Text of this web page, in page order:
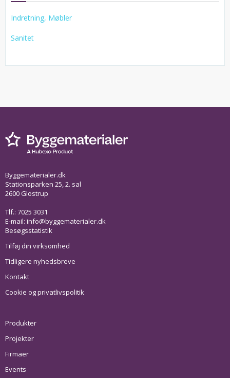
Indretning, Møbler
Sanitet
Byggematerialer.dk
Stationsparken 25, 2. sal
2600 Glostrup
Tlf.: 7025 3031
E-mail: info@byggematerialer.dk
Besøgsstatistik
Tilføj din virksomhed
Tidligere nyhedsbreve
Kontakt
Cookie og privatlivspolitik
Produkter
Projekter
Firmaer
Events